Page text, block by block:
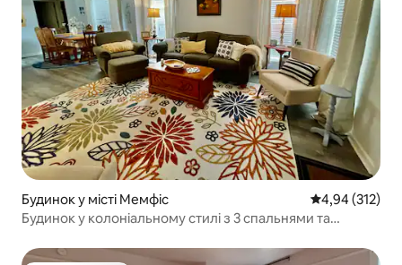
Будинок у місті Мемфіс Середня
4,94 (312)
Будинок у колоніальному стилі з 3 спальнями та